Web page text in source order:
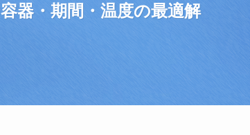
器・期間・温度の最適解